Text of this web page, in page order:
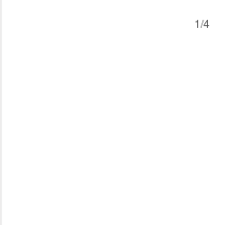
1/4